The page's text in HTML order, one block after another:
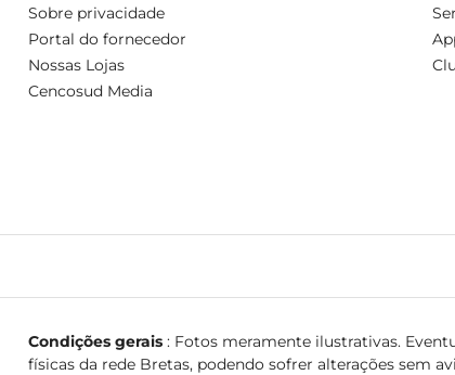
Sobre privacidade
Portal do fornecedor
Nossas Lojas
Cencosud Media
Condições gerais: Fotos meramente ilustrativas.
físicas da rede Bretas, podendo sofrer alterações sem